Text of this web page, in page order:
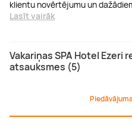
klientu novērtējumu un
Lasīt vairāk
Vakariņas SPA Hotel Ezeri
atsauksmes (5)